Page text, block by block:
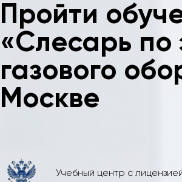
Пройти
«Слесарь по
газового
Москве
Учебный центр с